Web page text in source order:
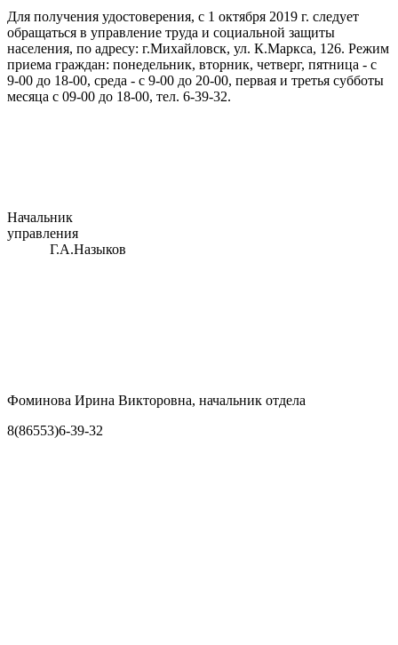
Для получения удостоверения, с 1 октября 2019 г. следует
обращаться в управление труда и социальной защиты
населения, по адресу: г.Михайловск, ул. К.Маркса, 126. Режим
приема граждан: понедельник, вторник, четверг, пятница - с
9-00 до 18-00, среда - с 9-00 до 20-00, первая и третья субботы
месяца с 09-00 до 18-00, тел. 6-39-32.
Начальник
управления
Г.А.Назыков
Фоминова Ирина Викторовна, начальник отдела
8(86553)6-39-32